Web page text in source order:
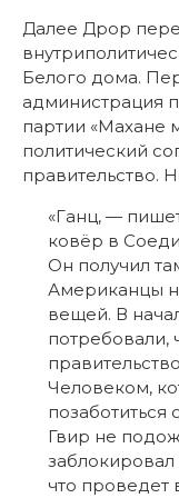
Далее Дрор
Белого дома.
администрация
партии «Махане
политический
правительство.
«Ганц, —
ковёр в
Он получил
Американцы
вещей. В
потребовали,
Человеком,
позаботиться
Гвир не
что проведет